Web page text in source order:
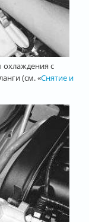
с
(см. «Снятие и